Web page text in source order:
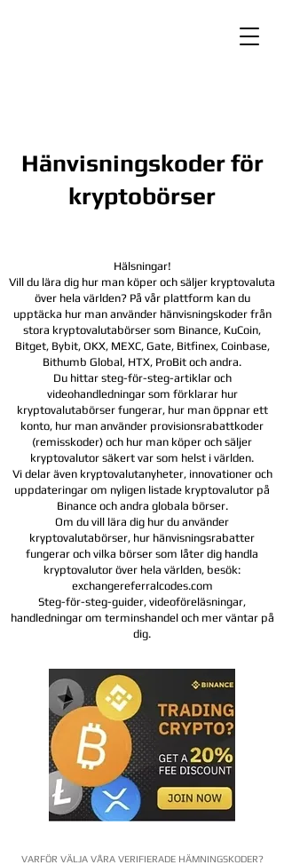
Hänvisningskoder för
kryptobörser
Hälsningar!
Vill du lära dig hur man köper och säljer kryptovaluta
över hela världen? På vår plattform kan du
upptäcka hur man använder hänvisningskoder från
stora kryptovalutabörser som Binance, KuCoin,
Bitget, Bybit, OKX, MEXC, Gate, Bitfinex, Coinbase,
Bithumb Global, HTX, ProBit och andra.
Du hittar steg-för-steg-artiklar och
videohandledningar som förklarar hur
kryptovalutabörser fungerar, hur man öppnar ett
konto, hur man använder provisionsrabattkoder
(remisskoder) och hur man köper och säljer
kryptovalutor säkert var som helst i världen.
Vi delar även kryptovalutanyheter, innovationer och
uppdateringar om nyligen listade kryptovalutor på
Binance och andra globala börser.
Om du vill lära dig hur du använder
kryptovalutabörser, hur hänvisningsrabatter
fungerar och vilka börser som låter dig handla
kryptovalutor över hela världen, besök:
exchangereferralcodes.com
Steg-för-steg-guider, videoföreläsningar,
handledningar om terminshandel och mer väntar på
dig.
VARFÖR VÄLJA VÅRA VERIFIERADE HÄMNINGSKODER?